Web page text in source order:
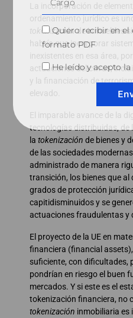
La incorporación de
ordenamiento jurídico es
tokenizaciónde inmuebles
habría que incorporar
inexistentes en esa área,
actuaciones delictivas,
y la financiación de
elevado.
El imparable avance de la
tecnologías distribuidas, de
la tokenización de bienes y
de las sociedades
administrado de manera
transición, los bienes que
grados de protección
capitidisminuidos y se
actuaciones fraudulentas y
El proyecto de la UE en
financiera (financial
suficiente, con dificultades,
pondrían en riesgo el buen
mercados. Y si este es el
tokenización financiera, no
tokenización inmobiliaria es
Quiero recibir en el
formato PDF
He leído y acepto la